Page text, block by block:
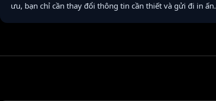
ưu, bạn chỉ cần thay đổi thông tin cần thiết và gửi đi in ấn.